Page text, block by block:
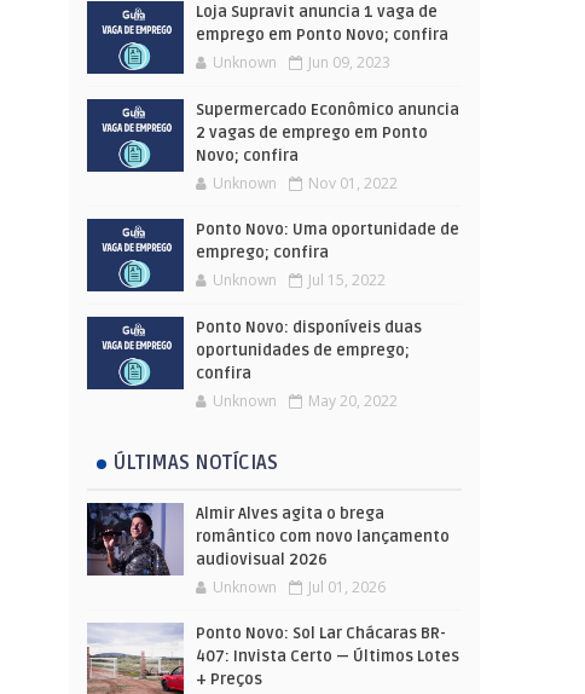
Loja Supravit anuncia 1 vaga de
emprego em Ponto Novo; confira
Unknown Jun 09, 2023
Supermercado Econômico anuncia
2 vagas de emprego em Ponto
Novo; confira
Unknown Nov 01, 2022
Ponto Novo: Uma oportunidade de
emprego; confira
Unknown Jul 15, 2022
Ponto Novo: disponíveis duas
oportunidades de emprego;
confira
Unknown May 20, 2022
ÚLTIMAS NOTÍCIAS
Almir Alves agita o brega
romântico com novo lançamento
audiovisual 2026
Unknown Jul 01, 2026
Ponto Novo: Sol Lar Chácaras BR-
407: Invista Certo — Últimos Lotes
+ Preços